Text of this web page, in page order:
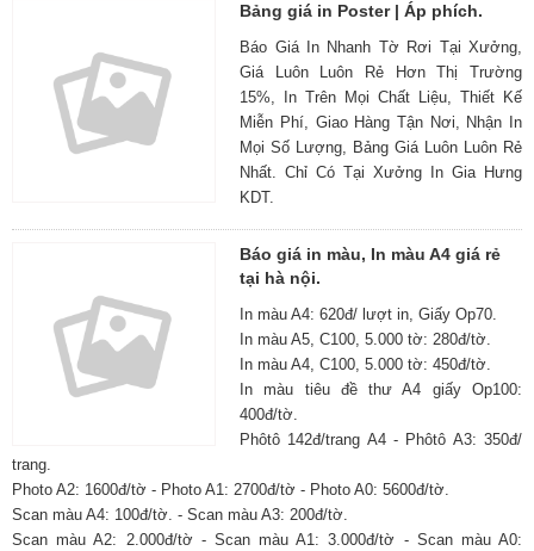
Bảng giá in Poster | Áp phích.
Báo Giá In Nhanh Tờ Rơi Tại Xưởng,
Giá Luôn Luôn Rẻ Hơn Thị Trường
15%, In Trên Mọi Chất Liệu, Thiết Kế
Miễn Phí, Giao Hàng Tận Nơi, Nhận In
Mọi Số Lượng, Bảng Giá Luôn Luôn Rẻ
Nhất. Chỉ Có Tại Xưởng In Gia Hưng
KDT.
Báo giá in màu, In màu A4 giá rẻ
tại hà nội.
In màu A4: 620đ/ lượt in, Giấy Op70.
In màu A5, C100, 5.000 tờ: 280đ/tờ.
In màu A4, C100, 5.000 tờ: 450đ/tờ.
In màu tiêu đề thư A4 giấy Op100:
400đ/tờ.
Phôtô 142đ/trang A4 - Phôtô A3: 350đ/
trang.
Photo A2: 1600đ/tờ - Photo A1: 2700đ/tờ - Photo A0: 5600đ/tờ.
Scan màu A4: 100đ/tờ. - Scan màu A3: 200đ/tờ.
Scan màu A2: 2.000đ/tờ - Scan màu A1: 3.000đ/tờ - Scan màu A0: